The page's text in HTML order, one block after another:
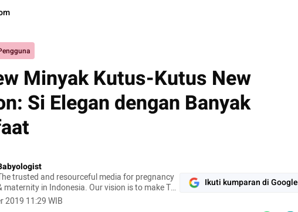
Minyak Kutus-Kutus New
Si Elegan dengan Banyak
trusted and resourceful media for pregnancy
maternity in Indonesia. Our vision is to make The
beautiful and enjoyable!
2019 11:29 WIB
Ikuti kumparan di Google